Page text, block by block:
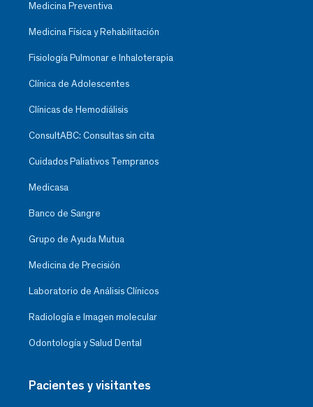
Medicina Preventiva
Medicina Física y Rehabilitación
Fisiología Pulmonar e Inhaloterapia
Clínica de Adolescentes
Clínicas de Hemodiálisis
ConsultABC: Consultas sin cita
Cuidados Paliativos Tempranos
Medicasa
Banco de Sangre
Grupo de Ayuda Mutua
Medicina de Precisión
Laboratorio de Análisis Clínicos
Radiología e Imagen molecular
Odontología y Salud Dental
Pacientes y visitantes